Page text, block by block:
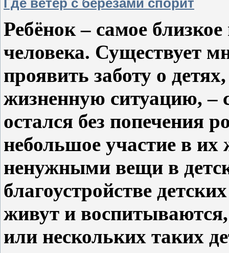
Где ветер с берёзами спорит
Ребёнок – самое
человека. Существует
проявить заботу о
жизненную ситуацию, –
остался без попечения
небольшое участие в
ненужными вещи в
благоустройстве
живут и
или нескольких таких